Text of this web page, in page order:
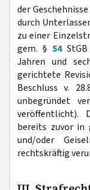
der
durch
zu einer
gem. § 54StGB
Jahren und
gerichtete
Beschluss v.
unbegründet
veröffentlicht).
bereits zuvor in
und/oder
rechtskräftig